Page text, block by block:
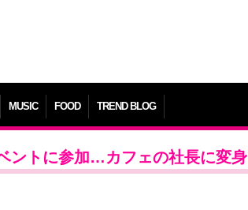
MUSIC FOOD TREND BLOG
ントに参加…カフェの社長に変身